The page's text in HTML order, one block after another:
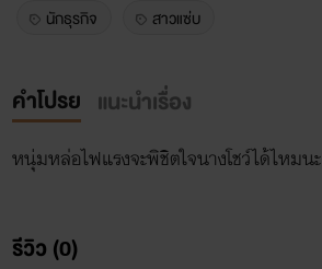
นักธุรกิจ สาวแซ่บ
คำโปรย แนะนำเรื่อง
หนุ่มหล่อไฟแรงจะพิชิตใจนางโชว์ได้ไหมนะ
รีวิว (0)